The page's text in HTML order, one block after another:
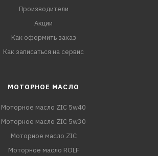
Производители
Акции
Как оформить заказ
Как записаться на сервис
МОТОРНОЕ МАСЛО
Моторное масло ZIC 5w40
Моторное масло ZIC 5w30
Моторное масло ZIC
Моторное масло ROLF